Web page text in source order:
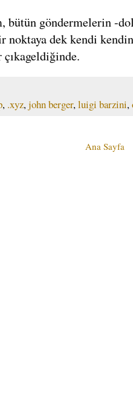
bütün göndermelerin -
noktaya dek kendi
çıkageldiğinde.
, .xyz,john berger,luigi barzini,
Ana Sayfa